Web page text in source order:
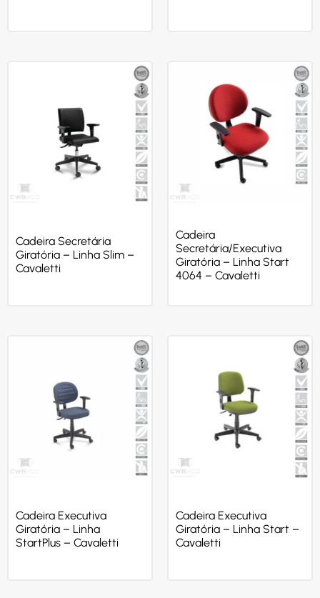
Cadeira Secretária
Giratória – Linha Slim –
Cavaletti
Cadeira
Secretária/Executiva
Giratória – Linha Start
4064 – Cavaletti
Cadeira Executiva
Giratória – Linha
StartPlus – Cavaletti
Cadeira Executiva
Giratória – Linha Start –
Cavaletti